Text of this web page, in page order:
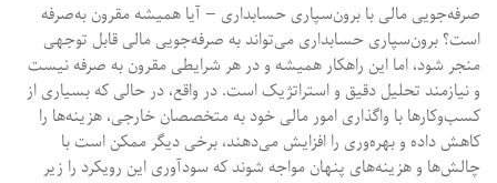
صرفه‌جویی مالی با برون‌سپاری حسابداری — آیا همیشه مقرون به‌صرفه
است؟ برون‌سپاری حسابداری می‌تواند به صرفه‌جویی مالی قابل توجهی
منجر شود، اما این راهکار همیشه و در هر شرایطی مقرون به صرفه نیست
و نیازمند تحلیل دقیق و استراتژیک است. در واقع، در حالی که بسیاری از
کسب‌وکارها با واگذاری امور مالی خود به متخصصان خارجی، هزینه‌ها را
کاهش داده و بهره‌وری را افزایش می‌دهند، برخی دیگر ممکن است با
چالش‌ها و هزینه‌های پنهان مواجه شوند که سودآوری این رویکرد را زیر